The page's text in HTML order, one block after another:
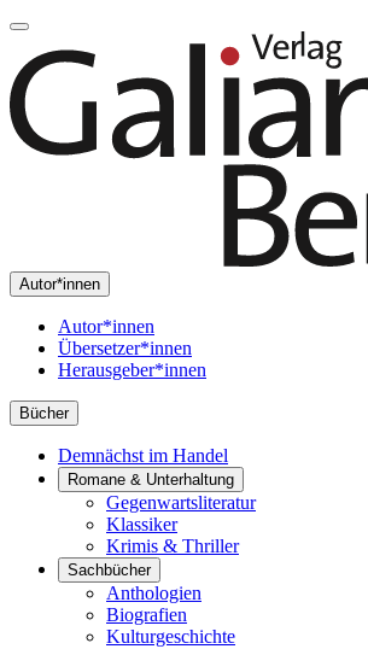
Autor*innen
Autor*innen
Übersetzer*innen
Herausgeber*innen
Bücher
Demnächst im Handel
Romane & Unterhaltung
Gegenwartsliteratur
Klassiker
Krimis & Thriller
Sachbücher
Anthologien
Biografien
Kulturgeschichte